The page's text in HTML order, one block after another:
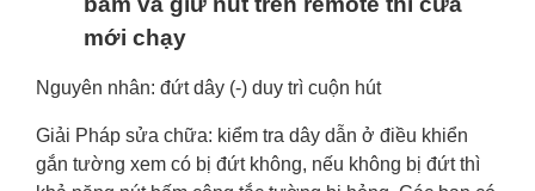
mới chạy
Nguyên nhân: đứt dây (-) duy trì cuộn hút
Giải Pháp sửa chữa: kiểm tra dây dẫn ở điều khiển
gắn tường xem có bị đứt không, nếu không bị đứt thì